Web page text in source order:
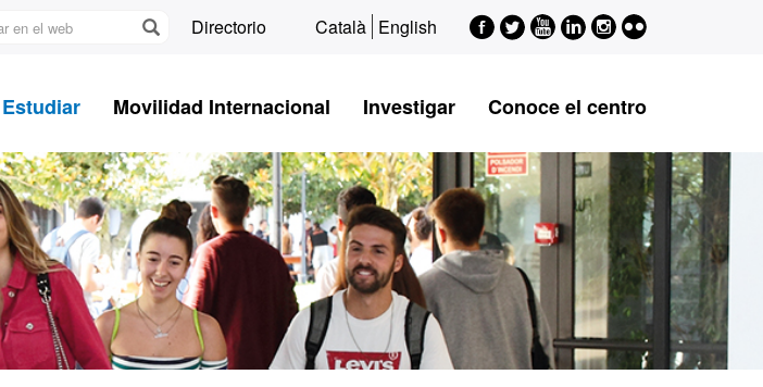
Directorio Català English Facebook
Twitter
Youtube
LinkedIn
Instagram
Flickr
Estudiar Movilidad Internacional Investigar Conoce el centro